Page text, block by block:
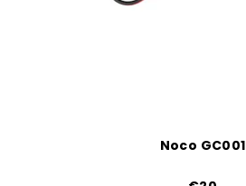
Noco GC001